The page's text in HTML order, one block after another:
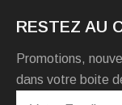
RESTEZ AU
Promotions,
dans votre boite